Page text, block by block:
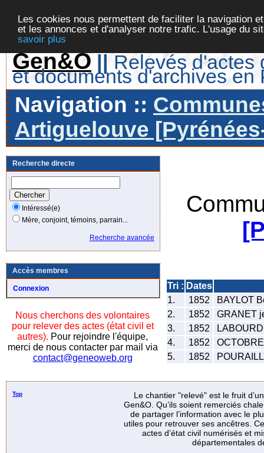
Les cookies nous permettent de faciliter la navigation
et les annonces et d'analyser notre trafic. L'usage du
savoir plus
Gen&O || Relevés d'actes
et documents d'archives en
Navigation ::
Artiguelouve
Recherche directe
Intéressé(e)
Mère, conjoint, témoins, parrain...
Recherche avancée
Accès membres
Connexion
Nous cherchons des volontaires
pour relever des actes (état civil et
autres). Pour rejoindre l'équipe,
merci de nous contacter par mail via
contact@geneoweb.org
Tri : Dates
1.
1852
BAYLOT
2.
1852
GRANET
3.
1852
4.
1852
5.
1852
Top
Le chantier "relevé" est le fruit
Gen&O. Qu’ils soient remerciés
de partager l’information avec le
utiles pour retrouver ses ancêtres.
actes d’état civil numérisés et
départementales